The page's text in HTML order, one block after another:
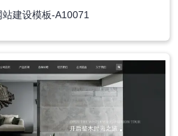
站建设模板-A10071